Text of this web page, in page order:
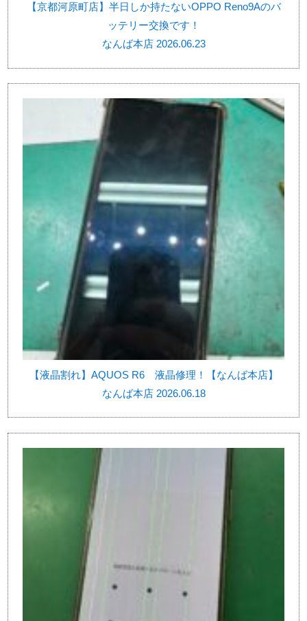
【京都河原町店】半日しか持たないOPPO Reno9Aのバ
ッテリー交換です！
なんば本店 2026.06.23
【液晶割れ】AQUOS R6 液晶修理！【なんば本店】
なんば本店 2026.06.18